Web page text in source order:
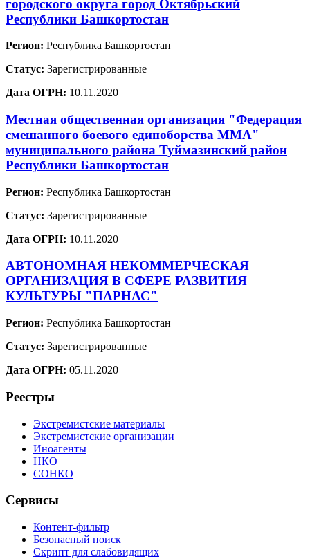
городского округа город Октябрьский
Республики Башкортостан
Регион: Республика Башкортостан
Статус: Зарегистрированные
Дата ОГРН: 10.11.2020
Местная общественная организация "Федерация
смешанного боевого единоборства ММА"
муниципального района Туймазинский район
Республики Башкортостан
Регион: Республика Башкортостан
Статус: Зарегистрированные
Дата ОГРН: 10.11.2020
АВТОНОМНАЯ НЕКОММЕРЧЕСКАЯ
ОРГАНИЗАЦИЯ В СФЕРЕ РАЗВИТИЯ
КУЛЬТУРЫ "ПАРНАС"
Регион: Республика Башкортостан
Статус: Зарегистрированные
Дата ОГРН: 05.11.2020
Реестры
Экстремистские материалы
Экстремистские организации
Иноагенты
НКО
СОНКО
Сервисы
Контент-фильтр
Безопасный поиск
Скрипт для слабовидящих